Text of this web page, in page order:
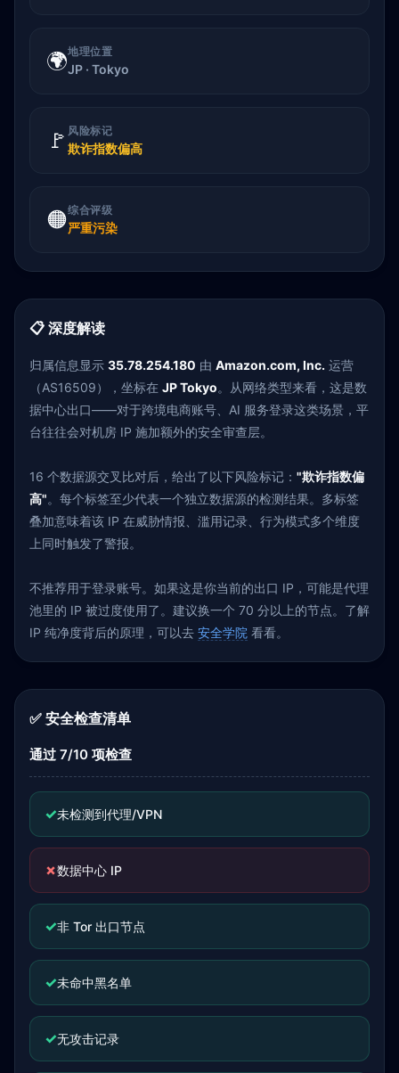
🌍地理位置
JP · Tokyo
🚩 风险标记
欺诈指数偏高
🟠综合评级
严重污染
📋 深度解读
归属信息显示 35.78.254.180 由 Amazon.com, Inc. 运营
（AS16509），坐标在 JP Tokyo。从网络类型来看，这是数
据中心出口——对于跨境电商账号、AI 服务登录这类场景，平
台往往会对机房 IP 施加额外的安全审查层。
16 个数据源交叉比对后，给出了以下风险标记： "欺诈指数偏
高"。每个标签至少代表一个独立数据源的检测结果。多标签
叠加意味着该 IP 在威胁情报、滥用记录、行为模式多个维度
上同时触发了警报。
不推荐用于登录账号。如果这是你当前的出口 IP，可能是代理
池里的 IP 被过度使用了。建议换一个 70 分以上的节点。了解
IP 纯净度背后的原理，可以去 安全学院 看看。
✅ 安全检查清单
通过 7/10 项检查
✓未检测到代理/VPN
✗数据中心 IP
✓非 Tor 出口节点
✓未命中黑名单
✓无攻击记录